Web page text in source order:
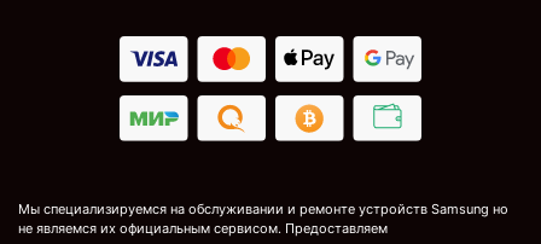
Мы специализируемся на обслуживании и ремонте устройств Samsung но
не являемся их официальным сервисом. Предоставляем